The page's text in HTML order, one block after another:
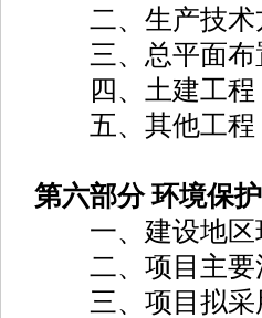
二、生产技术
三、总平面布
四、土建工程
五、其他工程
第六部分 环境保
一、建设地区
二、项目主要
三、项目拟采